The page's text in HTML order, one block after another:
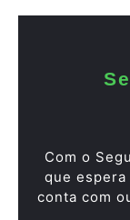
Com o
que
conta com